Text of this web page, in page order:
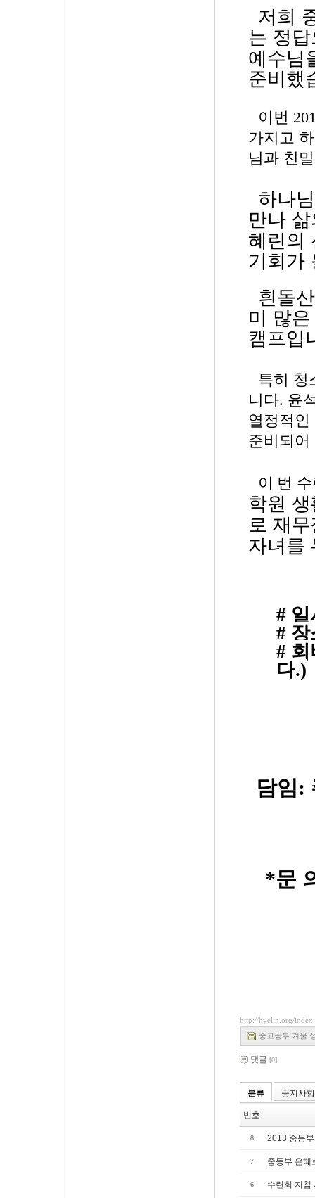
저희
는 정
예수님
준비했
이번
가지고
님과 친
하나
만나
혜린의
기회가
흰돌
미 많
캠프입
특히 청
니다. 윤
열정적
준비되어
이 번
학원
로 재
자녀를
#
#
#
다.)
담임:
*문
http://hyelin.org/
중고등부 겨울
댓글 [0]
분류 공지사항
번호
8 2013 중등
7 중등부 은혜
6 수련회 지침